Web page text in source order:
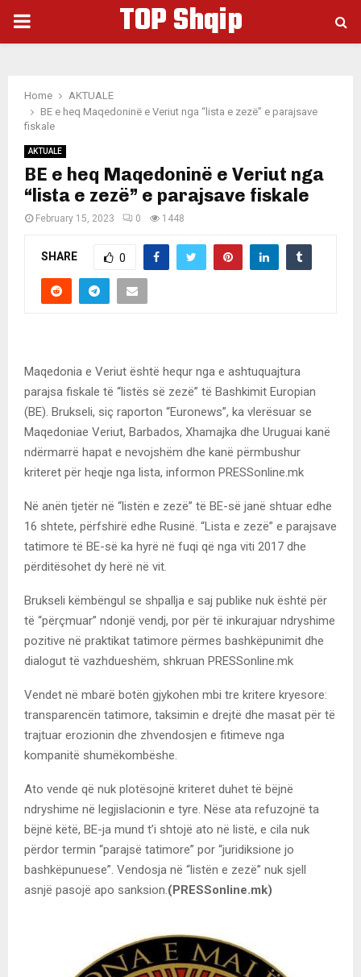
PRIMARY
TOP Shqip
Home
AKTUALE
BE e heq Maqedoninë e Veriut nga “lista e zezë” e parajsave
fiskale
AKTUALE
BE e heq Maqedoninë e Veriut nga
“lista e zezë” e parajsave fiskale
February 15, 2023 0 1448
SHARE 0
Maqedonia e Veriut është hequr nga e ashtuquajtura
parajsa fiskale të “listës së zezë” të Bashkimit Europian
(BE). Brukseli, siç raporton “Euronews”, ka vlerësuar se
Maqedoniae Veriut, Barbados, Xhamajka dhe Uruguai kanë
ndërmarrë hapat e nevojshëm dhe kanë përmbushur
kriteret për heqje nga lista, informon PRESSonline.mk
Në anën tjetër në “listën e zezë” të BE-së janë shtuar edhe
16 shtete, përfshirë edhe Rusinë. “Lista e zezë” e parajsave
tatimore të BE-së ka hyrë në fuqi që nga viti 2017 dhe
përditësohet dy herë në vit.
Brukseli këmbëngul se shpallja e saj publike nuk është për
të “përçmuar” ndonjë vendj, por për të inkurajuar ndryshime
pozitive në praktikat tatimore përmes bashkëpunimit dhe
dialogut të vazhdueshëm, shkruan PRESSonline.mk
Vendet në mbarë botën gjykohen mbi tre kritere kryesore:
transparencën tatimore, taksimin e drejtë dhe masat për të
trajtuar erozionin dhe zhvendosjen e fitimeve nga
kompanitë shumëkombëshe.
Ato vende që nuk plotësojnë kriteret duhet të bëjnë
ndryshime në legjislacionin e tyre. Nëse ata refuzojnë ta
bëjnë këtë, BE-ja mund t’i shtojë ato në listë, e cila nuk
përdor termin “parajsë tatimore” por “juridiksione jo
bashkëpunuese”. Vendosja në “listën e zezë” nuk sjell
asnjë pasojë apo sanksion. (PRESSonline.mk)